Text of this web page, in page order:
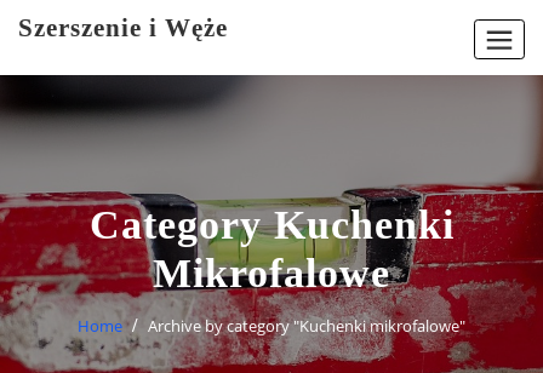
Szerszenie i Węże
Category Kuchenki
Mikrofalowe
Home Archive by category "Kuchenki mikrofalowe"